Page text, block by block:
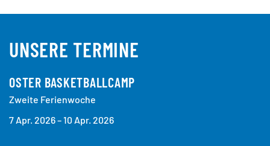
UNSERE TERMINE
OSTER BASKETBALLCAMP
Zweite Ferienwoche
7 Apr. 2026 – 10 Apr. 2026